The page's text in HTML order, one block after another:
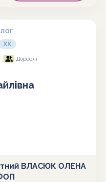
ХК
Дорослі
ВЛАСЮК ОЛЕНА